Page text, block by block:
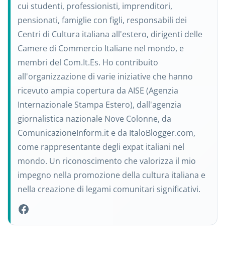
cui studenti, professionisti, imprenditori,
pensionati, famiglie con figli, responsabili dei
Centri di Cultura italiana all'estero, dirigenti delle
Camere di Commercio Italiane nel mondo, e
membri del Com.It.Es. Ho contribuito
all'organizzazione di varie iniziative che hanno
ricevuto ampia copertura da AISE (Agenzia
Internazionale Stampa Estero), dall'agenzia
giornalistica nazionale Nove Colonne, da
ComunicazioneInform.it e da ItaloBlogger.com,
come rappresentante degli expat italiani nel
mondo. Un riconoscimento che valorizza il mio
impegno nella promozione della cultura italiana e
nella creazione di legami comunitari significativi.